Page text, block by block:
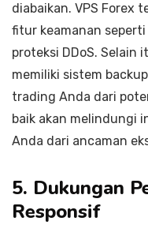
diabaikan. VPS Forex
fitur keamanan
proteksi DDoS. Selain
memiliki sistem
trading Anda dari
baik akan melindungi
Anda dari ancaman
5. Dukungan
Responsif